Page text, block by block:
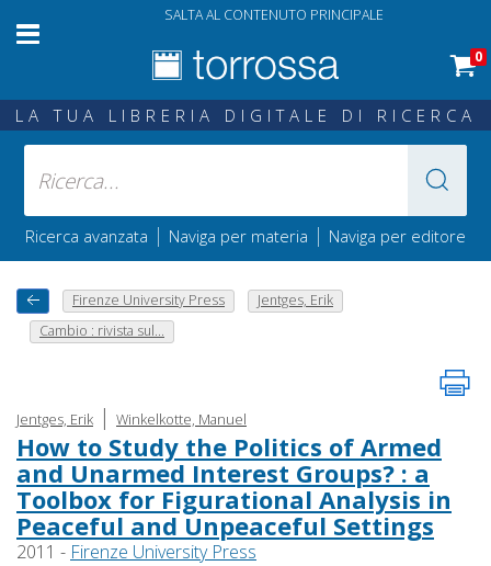
SALTA AL CONTENUTO PRINCIPALE
0
LA TUA LIBRERIA DIGITALE DI RICERCA
Ricerca avanzata | Naviga per materia | Naviga per editore
Firenze University Press
Jentges, Erik
Cambio : rivista sul...
Jentges, Erik | Winkelkotte, Manuel
How to Study the Politics of Armed
and Unarmed Interest Groups? : a
Toolbox for Figurational Analysis in
Peaceful and Unpeaceful Settings
2011 - Firenze University Press